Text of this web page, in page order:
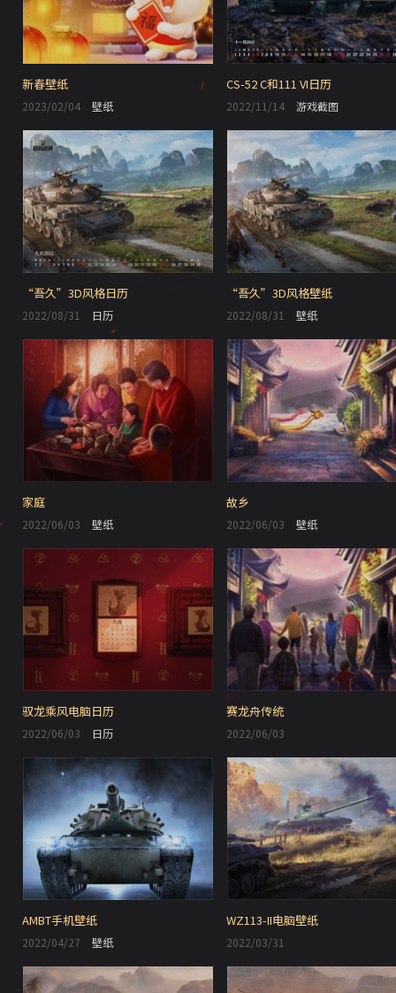
新春壁纸
2023/02/04 壁纸
CS-52 C和111 VI日历
2022/11/14 游戏截图
“吾久”3D风格日历
2022/08/31 日历
“吾久”3D风格壁纸
2022/08/31 壁纸
家庭
2022/06/03 壁纸
故乡
2022/06/03 壁纸
驭龙乘风电脑日历
2022/06/03 日历
赛龙舟传统
2022/06/03
AMBT手机壁纸
2022/04/27 壁纸
WZ113-II电脑壁纸
2022/03/31